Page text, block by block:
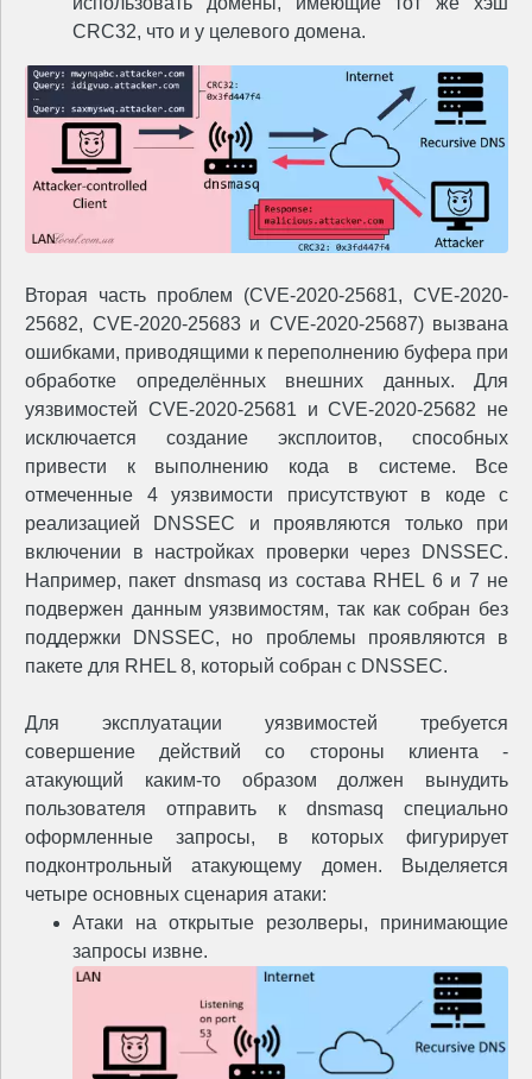
CRC32, что и у целевого домена.
Вторая часть проблем (CVE-2020-25681, CVE-2020-
25682, CVE-2020-25683 и CVE-2020-25687) вызвана
ошибками, приводящими к переполнению буфера при
обработке определённых внешних данных. Для
уязвимостей CVE-2020-25681 и CVE-2020-25682 не
исключается создание эксплоитов, способных
привести к выполнению кода в системе. Все
отмеченные 4 уязвимости присутствуют в коде с
реализацией DNSSEC и проявляются только при
включении в настройках проверки через DNSSEC.
Например, пакет dnsmasq из состава RHEL 6 и 7 не
подвержен данным уязвимостям, так как собран без
поддержки DNSSEC, но проблемы проявляются в
пакете для RHEL 8, который собран с DNSSEC.
Для эксплуатации уязвимостей требуется
совершение действий со стороны клиента -
атакующий каким-то образом должен вынудить
пользователя отправить к dnsmasq специально
оформленные запросы, в которых фигурирует
подконтрольный атакующему домен. Выделяется
четыре основных сценария атаки:
Атаки на открытые резолверы, принимающие
запросы извне.